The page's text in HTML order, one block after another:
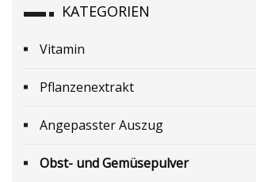
KATEGORIEN
Vitamin
Pflanzenextrakt
Angepasster Auszug
Obst- und Gemüsepulver